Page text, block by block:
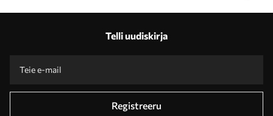
Telli uudiskirja
Registreeru